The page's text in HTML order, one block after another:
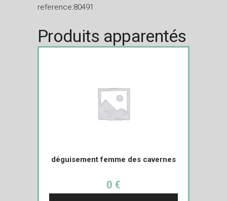
reference:80491
Produits apparentés
déguisement femme des cavernes
0 €